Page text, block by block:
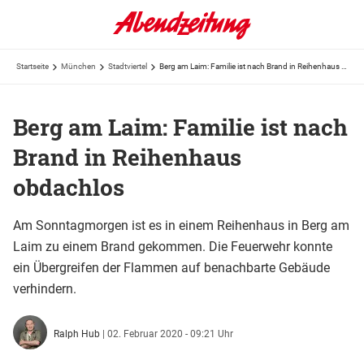
Startseite München Stadtviertel
Berg am Laim: Familie ist nach
Brand in Reihenhaus
obdachlos
Am Sonntagmorgen ist es in einem Reihenhaus in Berg am
Laim zu einem Brand gekommen. Die Feuerwehr konnte
ein Übergreifen der Flammen auf benachbarte Gebäude
verhindern.
Ralph Hub | 02. Februar 2020 - 09:21 Uhr